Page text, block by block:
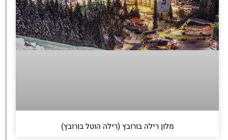
מלון רילה בורובץ (רילה הוטל בורובץ)